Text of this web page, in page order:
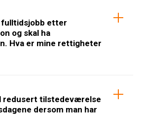
fulltidsjobb etter
og skal ha
Hva er mine rettigheter
redusert tilstedeværelse
dersom man har